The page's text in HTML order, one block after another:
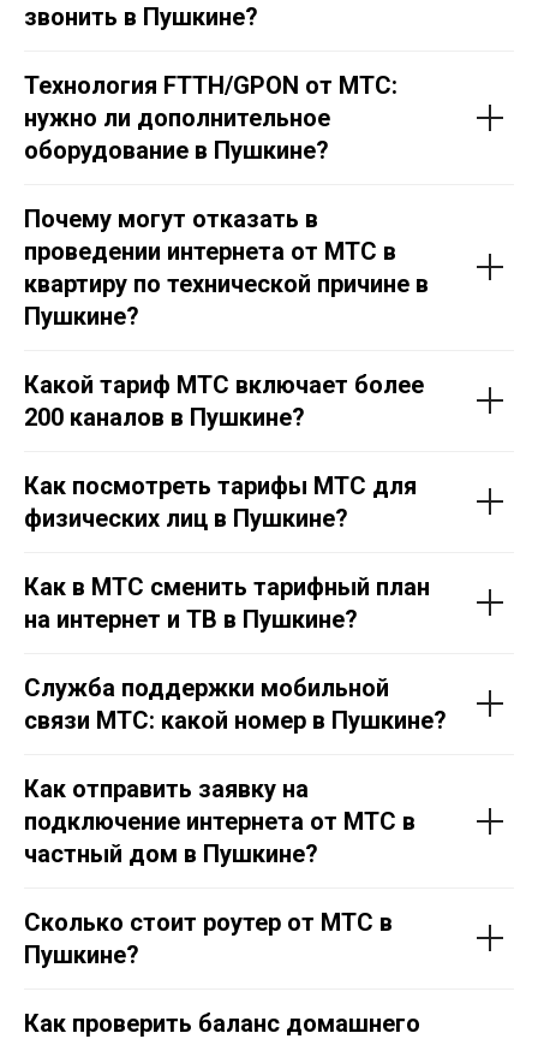
звонить в Пушкине?
Технология FTTH/GPON от МТС:
нужно ли дополнительное
оборудование в Пушкине?
Почему могут отказать в
проведении интернета от МТС в
квартиру по технической причине в
Пушкине?
Какой тариф МТС включает более
200 каналов в Пушкине?
Как посмотреть тарифы МТС для
физических лиц в Пушкине?
Как в МТС сменить тарифный план
на интернет и ТВ в Пушкине?
Служба поддержки мобильной
связи МТС: какой номер в Пушкине?
Как отправить заявку на
подключение интернета от МТС в
частный дом в Пушкине?
Сколько стоит роутер от МТС в
Пушкине?
Как проверить баланс домашнего